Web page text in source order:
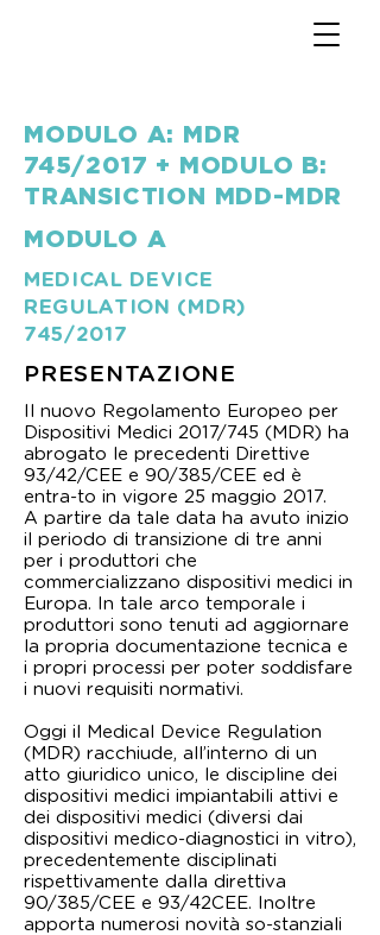
MODULO A: MDR
745/2017 + MODULO B:
TRANSICTION MDD-MDR
MODULO A
MEDICAL DEVICE
REGULATION (MDR)
745/2017
PRESENTAZIONE
Il nuovo Regolamento Europeo per
Dispositivi Medici 2017/745 (MDR) ha
abrogato le precedenti Direttive
93/42/CEE e 90/385/CEE ed è
entra-to in vigore 25 maggio 2017.
A partire da tale data ha avuto inizio
il periodo di transizione di tre anni
per i produttori che
commercializzano dispositivi medici in
Europa. In tale arco temporale i
produttori sono tenuti ad aggiornare
la propria documentazione tecnica e
i propri processi per poter soddisfare
i nuovi requisiti normativi.
Oggi il Medical Device Regulation
(MDR) racchiude, all’interno di un
atto giuridico unico, le discipline dei
dispositivi medici impiantabili attivi e
dei dispositivi medici (diversi dai
dispositivi medico-diagnostici in vitro),
precedentemente disciplinati
rispettivamente dalla direttiva
90/385/CEE e 93/42CEE. Inoltre
apporta numerosi novità so-stanziali